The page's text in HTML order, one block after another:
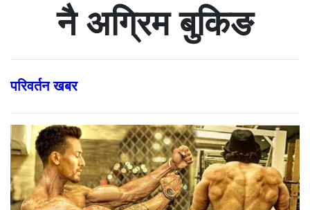
नै अग्रिम बुकिङ
परिवर्तन खबर